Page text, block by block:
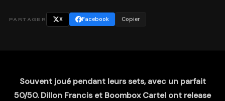
PARTAGER X Facebook Copier
Souvent joué pendant leurs sets, avec un parfait
50/50. Dillon Francis et Boombox Cartel ont release